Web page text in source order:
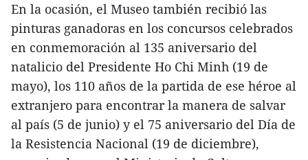
En la ocasión, el Museo también recibió las
pinturas ganadoras en los concursos celebrados
en conmemoración al 135 aniversario del
natalicio del Presidente Ho Chi Minh (19 de
mayo), los 110 años de la partida de ese héroe al
extranjero para encontrar la manera de salvar
al país (5 de junio) y el 75 aniversario del Día de
la Resistencia Nacional (19 de diciembre),